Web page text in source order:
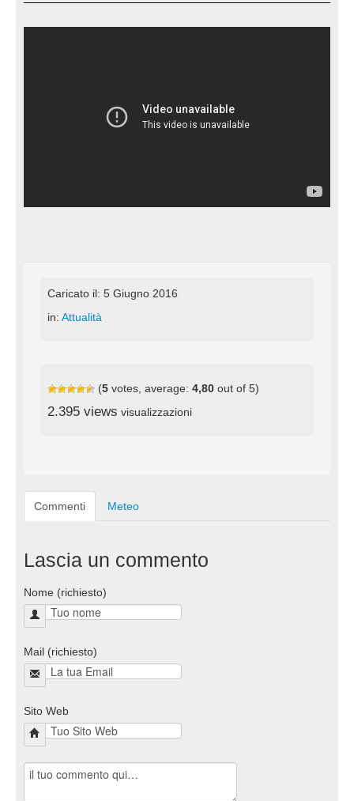
Caricato il: 5 Giugno 2016
in: Attualità
(5 votes, average: 4,80 out of 5)
2.395 views visualizzazioni
Commenti Meteo
Lascia un commento
Nome (richiesto)
Mail (richiesto)
Sito Web